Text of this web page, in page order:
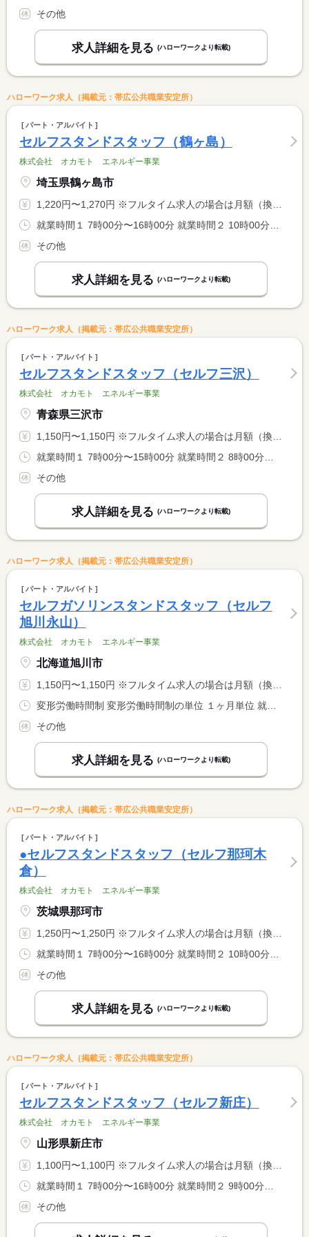
その他
求人詳細を見る (ハローワークより転載)
ハローワーク求人（掲載元：帯広公共職業安定所）
パート・アルバイト
セルフスタンドスタッフ（鶴ヶ島）
株式会社 オカモト エネルギー事業
埼玉県鶴ヶ島市
1,220円〜1,270円 ※フルタイム求人の場合は月額（換算額）、パート求人の場合は時間額を表示しています。
就業時間１ 7時00分〜16時00分 就業時間２ 10時00分〜19時00分 就業時間３ 14時00分〜23時00分 就業時間に関する特記事項 シフト制
その他
求人詳細を見る (ハローワークより転載)
ハローワーク求人（掲載元：帯広公共職業安定所）
パート・アルバイト
セルフスタンドスタッフ（セルフ三沢）
株式会社 オカモト エネルギー事業
青森県三沢市
1,150円〜1,150円 ※フルタイム求人の場合は月額（換算額）、パート求人の場合は時間額を表示しています。
就業時間１ 7時00分〜15時00分 就業時間２ 8時00分〜17時00分 就業時間３ 12時00分〜21時00分 就業時間に関する特記事項 （４）１５：００〜２３：００ <BR> （５）２２：３０〜翌７：００ <BR> <BR> （１）〜（５）のシフト制
その他
求人詳細を見る (ハローワークより転載)
ハローワーク求人（掲載元：帯広公共職業安定所）
パート・アルバイト
セルフガソリンスタンドスタッフ（セルフ
旭川永山）
株式会社 オカモト エネルギー事業
北海道旭川市
1,150円〜1,150円 ※フルタイム求人の場合は月額（換算額）、パート求人の場合は時間額を表示しています。
変形労働時間制 変形労働時間制の単位 １ヶ月単位 就業時間１ 7時00分〜14時00分 就業時間２ 8時00分〜17時00分 就業時間３ 11時00分〜20時00分 就業時間に関する特記事項 （４）１４：００〜２３：００ <BR> （５）２２：００〜翌７：３０ <BR> （１）〜（５）のローテーションシフト制です
その他
求人詳細を見る (ハローワークより転載)
ハローワーク求人（掲載元：帯広公共職業安定所）
パート・アルバイト
●セルフスタンドスタッフ（セルフ那珂木
倉）
株式会社 オカモト エネルギー事業
茨城県那珂市
1,250円〜1,250円 ※フルタイム求人の場合は月額（換算額）、パート求人の場合は時間額を表示しています。
就業時間１ 7時00分〜16時00分 就業時間２ 10時00分〜19時00分 就業時間３ 14時00分〜23時00分 就業時間に関する特記事項 （４）２２：３０〜７：３０ 深夜勤務手当あり <BR> シフト制
その他
求人詳細を見る (ハローワークより転載)
ハローワーク求人（掲載元：帯広公共職業安定所）
パート・アルバイト
セルフスタンドスタッフ（セルフ新庄）
株式会社 オカモト エネルギー事業
山形県新庄市
1,100円〜1,100円 ※フルタイム求人の場合は月額（換算額）、パート求人の場合は時間額を表示しています。
就業時間１ 7時00分〜16時00分 就業時間２ 9時00分〜18時00分 就業時間３ 14時00分〜23時00分 就業時間に関する特記事項 （４）２２：３０〜翌７：３０ <BR> <BR> （１）〜（４）のシフト制
その他